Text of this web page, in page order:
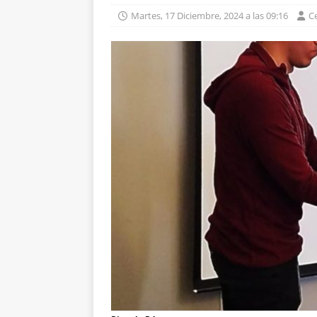
Martes, 17 Diciembre, 2024 a las 09:16